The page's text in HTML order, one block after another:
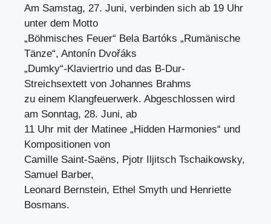
Am Samstag, 27. Juni, verbinden sich ab 19 Uhr
unter dem Motto
„Böhmisches Feuer“ Bela Bartóks „Rumänische
Tänze“, Antonín Dvořáks
„Dumky“-Klaviertrio und das B-Dur-
Streichsextett von Johannes Brahms
zu einem Klangfeuerwerk. Abgeschlossen wird
am Sonntag, 28. Juni, ab
11 Uhr mit der Matinee „Hidden Harmonies“ und
Kompositionen von
Camille Saint-Saëns, Pjotr Iljitsch Tschaikowsky,
Samuel Barber,
Leonard Bernstein, Ethel Smyth und Henriette
Bosmans.